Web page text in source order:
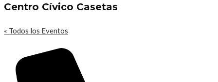
Centro Cívico Casetas
« Todos los Eventos